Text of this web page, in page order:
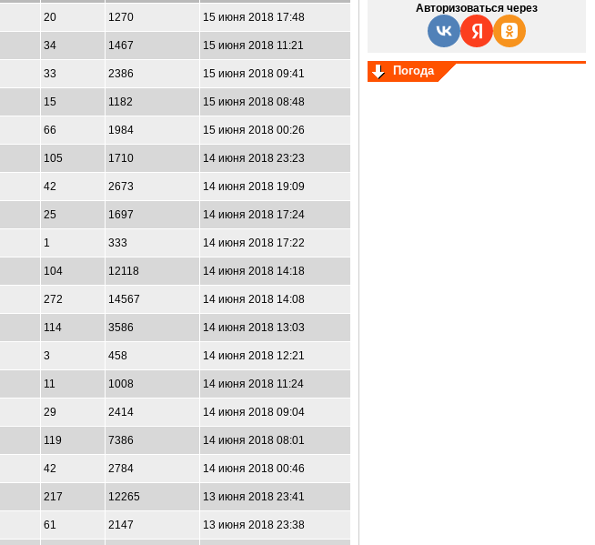
20 1270 15 июня 2018 17:48
34 1467 15 июня 2018 11:21
33 2386 15 июня 2018 09:41
15 1182 15 июня 2018 08:48
66 1984 15 июня 2018 00:26
105 1710 14 июня 2018 23:23
42 2673 14 июня 2018 19:09
25 1697 14 июня 2018 17:24
1 333 14 июня 2018 17:22
104 12118 14 июня 2018 14:18
272 14567 14 июня 2018 14:08
114 3586 14 июня 2018 13:03
3 458 14 июня 2018 12:21
11 1008 14 июня 2018 11:24
29 2414 14 июня 2018 09:04
119 7386 14 июня 2018 08:01
42 2784 14 июня 2018 00:46
217 12265 13 июня 2018 23:41
61 2147 13 июня 2018 23:38
Авторизоваться через
Погода